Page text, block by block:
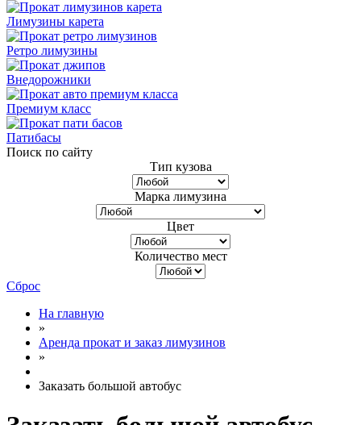
Лимузины карета
Ретро лимузины
Внедорожники
Премиум класс
Патибасы
Поиск по сайту
Тип кузова
Марка лимузина
Цвет
Количество мест
Сброс
На главную
»
Аренда прокат и заказ лимузинов
»
Заказать большой автобус